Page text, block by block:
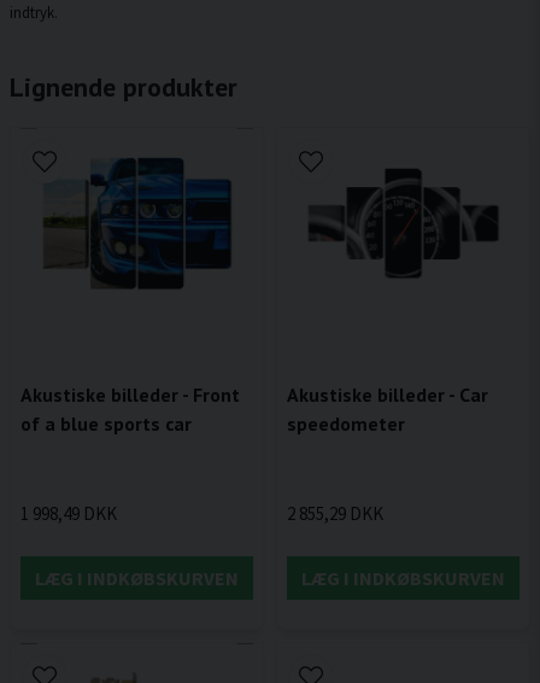
indtryk.
Lignende produkter
Akustiske billeder - Front
of a blue sports car
1 998,49 DKK
LÆG I INDKØBSKURVEN
Akustiske billeder - Car
speedometer
2 855,29 DKK
LÆG I INDKØBSKURVEN